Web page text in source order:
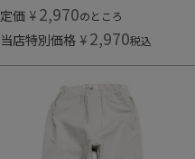
定価 ¥ 2,970のところ
当店特別価格 ¥ 2,970税込